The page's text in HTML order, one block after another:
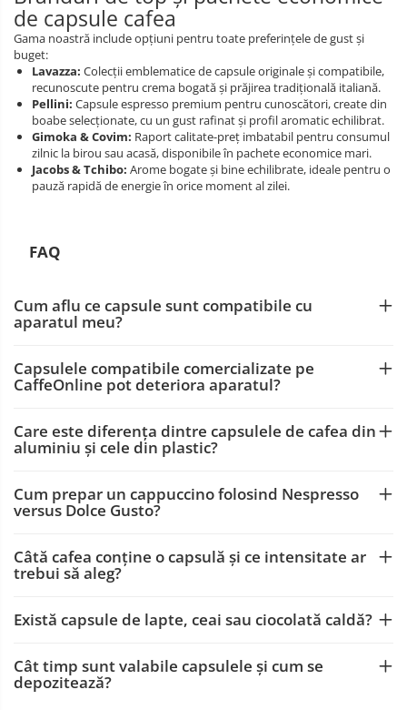
de capsule cafea
Gama noastră include opțiuni pentru toate preferințele de gust și
buget:
Lavazza: Colecții emblematice de capsule originale și compatibile,
recunoscute pentru crema bogată și prăjirea tradițională italiană.
Pellini: Capsule espresso premium pentru cunoscători, create din
boabe selecționate, cu un gust rafinat și profil aromatic echilibrat.
Gimoka & Covim: Raport calitate-preț imbatabil pentru consumul
zilnic la birou sau acasă, disponibile în pachete economice mari.
Jacobs & Tchibo: Arome bogate și bine echilibrate, ideale pentru o
pauză rapidă de energie în orice moment al zilei.
FAQ
Cum aflu ce capsule sunt compatibile cu
aparatul meu?
Capsulele compatibile comercializate pe
CaffeOnline pot deteriora aparatul?
Care este diferența dintre capsulele de cafea din
aluminiu și cele din plastic?
Cum prepar un cappuccino folosind Nespresso
versus Dolce Gusto?
Câtă cafea conține o capsulă și ce intensitate ar
trebui să aleg?
Există capsule de lapte, ceai sau ciocolată caldă?
Cât timp sunt valabile capsulele și cum se
depozitează?